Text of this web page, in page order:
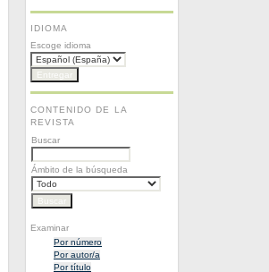
IDIOMA
Escoge idioma
CONTENIDO DE LA
REVISTA
Buscar
Ámbito de la búsqueda
Examinar
Por número
Por autor/a
Por título